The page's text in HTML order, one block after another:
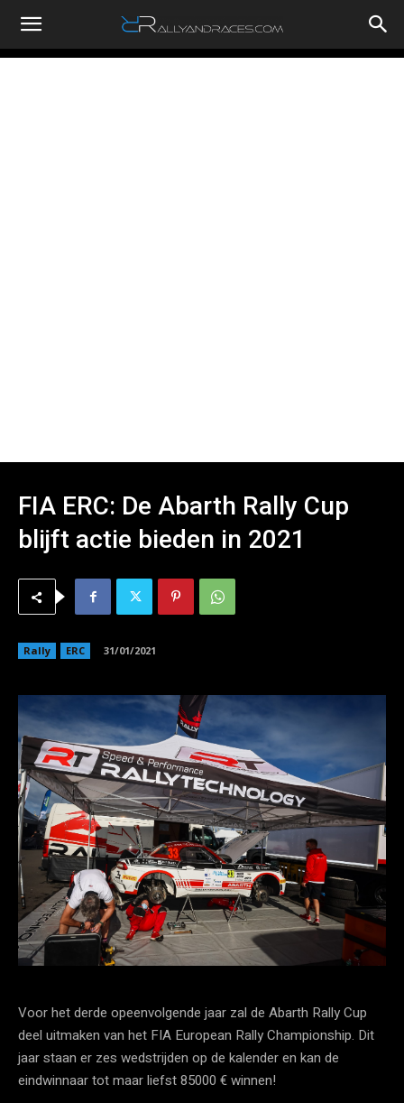
RallyandRaces.com
FIA ERC: De Abarth Rally Cup
blijft actie bieden in 2021
Rally ERC 31/01/2021
Voor het derde opeenvolgende jaar zal de Abarth Rally Cup
deel uitmaken van het FIA European Rally Championship. Dit
jaar staan er zes wedstrijden op de kalender en kan de
eindwinnaar tot maar liefst 85000 € winnen!